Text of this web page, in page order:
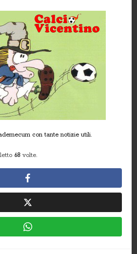
m con tante notizie utili.
68 volte.